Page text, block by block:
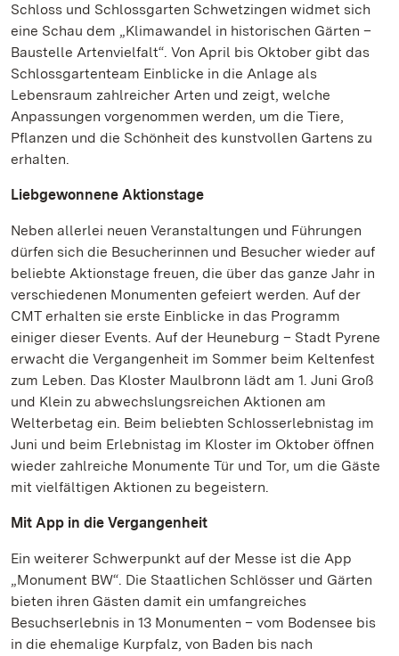
Schloss und Schlossgarten Schwetzingen widmet sich
eine Schau dem „Klimawandel in historischen Gärten –
Baustelle Artenvielfalt“. Von April bis Oktober gibt das
Schlossgartenteam Einblicke in die Anlage als
Lebensraum zahlreicher Arten und zeigt, welche
Anpassungen vorgenommen werden, um die Tiere,
Pflanzen und die Schönheit des kunstvollen Gartens zu
erhalten.
Liebgewonnene Aktionstage
Neben allerlei neuen Veranstaltungen und Führungen
dürfen sich die Besucherinnen und Besucher wieder auf
beliebte Aktionstage freuen, die über das ganze Jahr in
verschiedenen Monumenten gefeiert werden. Auf der
CMT erhalten sie erste Einblicke in das Programm
einiger dieser Events. Auf der Heuneburg – Stadt Pyrene
erwacht die Vergangenheit im Sommer beim Keltenfest
zum Leben. Das Kloster Maulbronn lädt am 1. Juni Groß
und Klein zu abwechslungsreichen Aktionen am
Welterbetag ein. Beim beliebten Schlosserlebnistag im
Juni und beim Erlebnistag im Kloster im Oktober öffnen
wieder zahlreiche Monumente Tür und Tor, um die Gäste
mit vielfältigen Aktionen zu begeistern.
Mit App in die Vergangenheit
Ein weiterer Schwerpunkt auf der Messe ist die App
„Monument BW“. Die Staatlichen Schlösser und Gärten
bieten ihren Gästen damit ein umfangreiches
Besuchserlebnis in 13 Monumenten – vom Bodensee bis
in die ehemalige Kurpfalz, von Baden bis nach